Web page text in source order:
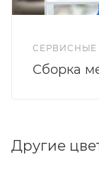
Сборка
Другие